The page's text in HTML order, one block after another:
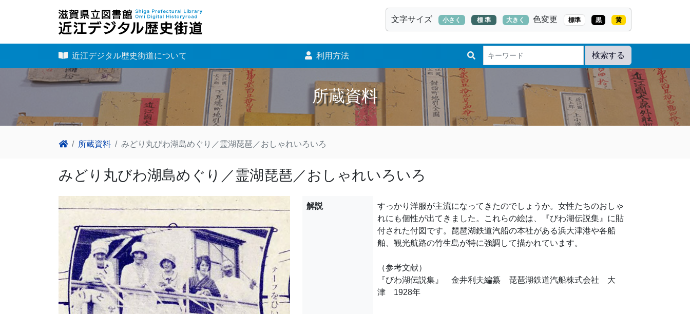
文字サイズ 小さく 標 準 大きく 色変更 標準 黒 黄
近江デジタル歴史街道について 利用方法 検索する
所蔵資料
所蔵資料 みどり丸びわ湖島めぐり／霊湖琵琶／おしゃれいろいろ
みどり丸びわ湖島めぐり／霊湖琵琶／おしゃれいろいろ
解説
すっかり洋服が主流になってきたのでしょうか。女性たちのおしゃ
れにも個性が出てきました。これらの絵は、『びわ湖伝説集』に貼
付された付図です。琵琶湖鉄道汽船の本社がある浜大津港や各船
舶、観光航路の竹生島が特に強調して描かれています。
（参考文献）
『びわ湖伝説集』 金井利夫編纂 琵琶湖鉄道汽船株式会社 大
津 1928年